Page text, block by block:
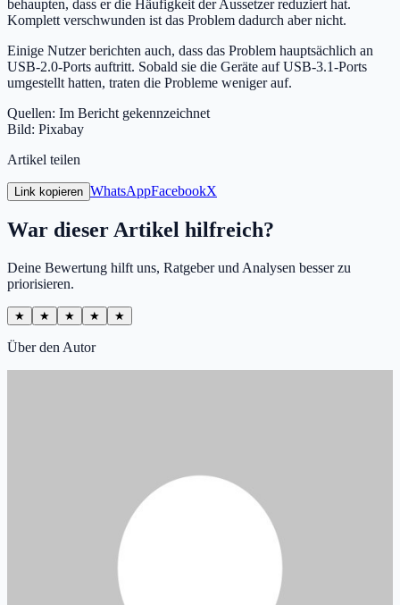
behaupten, dass er die Häufigkeit der Aussetzer reduziert hat.
Komplett verschwunden ist das Problem dadurch aber nicht.
Einige Nutzer berichten auch, dass das Problem hauptsächlich an
USB-2.0-Ports auftritt. Sobald sie die Geräte auf USB-3.1-Ports
umgestellt hatten, traten die Probleme weniger auf.
Quellen: Im Bericht gekennzeichnet
Bild: Pixabay
Artikel teilen
Link kopieren WhatsAppFacebookX
War dieser Artikel hilfreich?
Deine Bewertung hilft uns, Ratgeber und Analysen besser zu
priorisieren.
★ ★ ★ ★ ★
Über den Autor